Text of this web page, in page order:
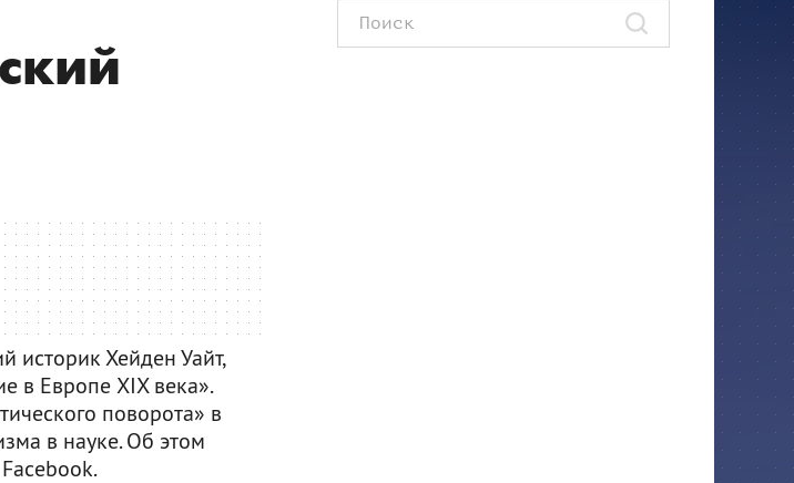
историк Хейден Уайт,
в Европе XIX века».
поворота» в
в науке. Об этом